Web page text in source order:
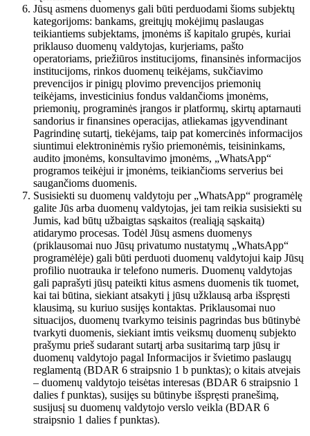
Jūsų asmens duomenys gali būti perduodami šioms subjektų
kategorijoms: bankams, greitųjų mokėjimų paslaugas
teikiantiems subjektams, įmonėms iš kapitalo grupės, kuriai
priklauso duomenų valdytojas, kurjeriams, pašto
operatoriams, priežiūros institucijoms, finansinės informacijos
institucijoms, rinkos duomenų teikėjams, sukčiavimo
prevencijos ir pinigų plovimo prevencijos priemonių
teikėjams, investicinius fondus valdančioms įmonėms,
priemonių, programinės įrangos ir platformų, skirtų aptarnauti
sandorius ir finansines operacijas, atliekamas įgyvendinant
Pagrindinę sutartį, tiekėjams, taip pat komercinės informacijos
siuntimui elektroninėmis ryšio priemonėmis, teisininkams,
audito įmonėms, konsultavimo įmonėms, „WhatsApp“
programos teikėjui ir įmonėms, teikiančioms serverius bei
saugančioms duomenis.
Susisiekti su duomenų valdytoju per „WhatsApp“ programėlę
galite Jūs arba duomenų valdytojas, jei tam reikia susisiekti su
Jumis, kad būtų užbaigtas sąskaitos (realiąją sąskaitą)
atidarymo procesas. Todėl Jūsų asmens duomenys
(priklausomai nuo Jūsų privatumo nustatymų „WhatsApp“
programėlėje) gali būti perduoti duomenų valdytojui kaip Jūsų
profilio nuotrauka ir telefono numeris. Duomenų valdytojas
gali paprašyti jūsų pateikti kitus asmens duomenis tik tuomet,
kai tai būtina, siekiant atsakyti į jūsų užklausą arba išspręsti
klausimą, su kuriuo susijęs kontaktas. Priklausomai nuo
situacijos, duomenų tvarkymo teisinis pagrindas bus būtinybė
tvarkyti duomenis, siekiant imtis veiksmų duomenų subjekto
prašymu prieš sudarant sutartį arba susitarimą tarp jūsų ir
duomenų valdytojo pagal Informacijos ir švietimo paslaugų
reglamentą (BDAR 6 straipsnio 1 b punktas); o kitais atvejais
– duomenų valdytojo teisėtas interesas (BDAR 6 straipsnio 1
dalies f punktas), susijęs su būtinybe išspręsti pranešimą,
susijusį su duomenų valdytojo verslo veikla (BDAR 6
straipsnio 1 dalies f punktas).